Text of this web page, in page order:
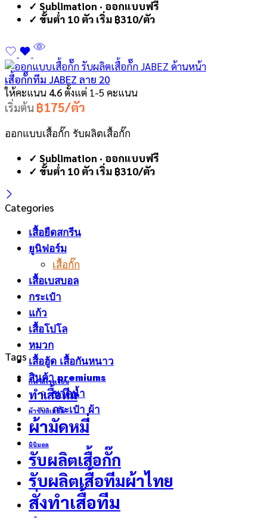
✓ Sublimation · ออกแบบฟรี
✓ ขั้นต่ำ 10 ตัว เริ่ม ฿310/ตัว
เสื้อกั๊กทีม JABEZ ลาย 20
ให้คะแนน 4.6ตั้งแต่ 1-5 คะแนน
เริ่มต้น ฿175/ตัว
ออกแบบเสื้อกั๊ก รับผลิตเสื้อกั๊ก
✓ Sublimation · ออกแบบฟรี
✓ ขั้นต่ำ 10 ตัว เริ่ม ฿310/ตัว
Categories
เสื้อยืดสกรีน
ยูนิฟอร์ม
เสื้อกั๊ก
เสื้อเบสบอล
กระเป๋า
แก้ว
เสื้อโปโล
หมวก
เสื้อฮู้ด เสื้อกันหนาว
สินค้า premiums
ขวดน้ำ
กระเป๋า ผ้า
Tags
กีฬาสีโรงเรียน
ทำเสื้อทีม
ผ้าซับลิเมชั่น
ผ้ามัดหมี่
มินิมอล
รับผลิตเสื้อกั๊ก
รับผลิตเสื้อทีมผ้าไทย
สั่งทำเสื้อทีม